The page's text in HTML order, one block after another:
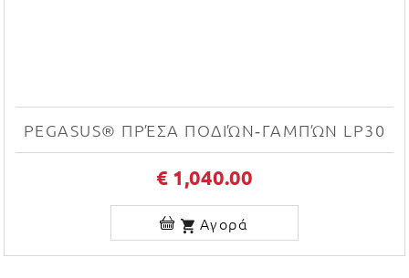
PEGASUS® ΠΡΈΣΑ ΠΟΔΙΏΝ‑ΓΑΜΠΏΝ LP30
€ 1,040.00
Αγορά